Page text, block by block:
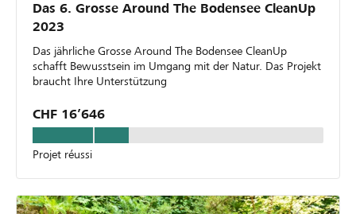
Das 6. Grosse Around The Bodensee CleanUp
2023
Das jährliche Grosse Around The Bodensee CleanUp
schafft Bewusstsein im Umgang mit der Natur. Das Projekt
braucht Ihre Unterstützung
CHF 16’646
Projet réussi